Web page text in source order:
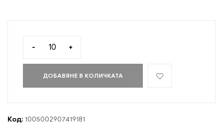
- +
ДОБАВЯНЕ В КОЛИЧКАТА
Код: 1005002907419181